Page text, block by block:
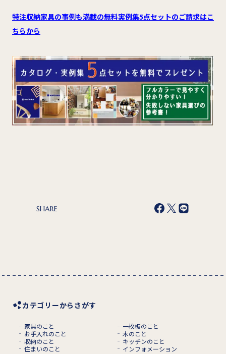
特注収納家具の事例も満載の無料実例集5点セットのご請求はこ
ちらから
SHARE
カテゴリーからさがす
家具のこと
一枚板のこと
お手入れのこと
木のこと
収納のこと
キッチンのこと
住まいのこと
インフォメーション